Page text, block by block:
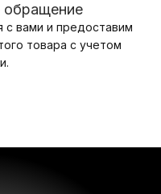
обращение
вами и предоставим
товара с учетом